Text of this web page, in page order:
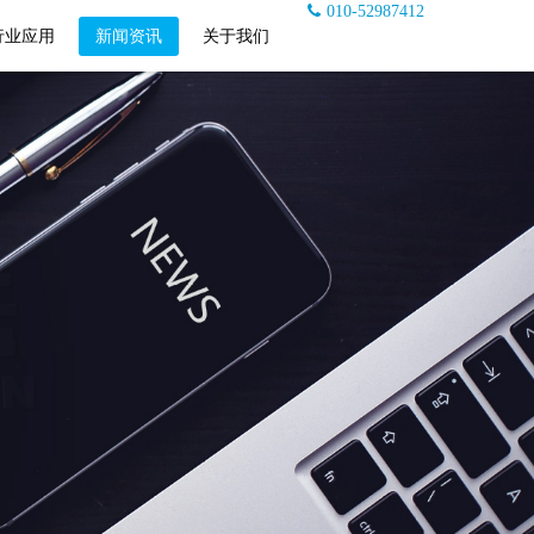
010-52987412
业应用
新闻资讯 关于我们